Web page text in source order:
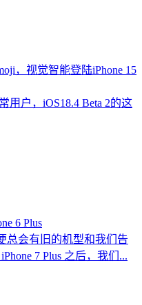
，视觉智能登陆iPhone 15
用户，iOS18.4 Beta 2的这
6 Plus
总会有旧的机型和我们告
7 Plus 之后，我们...